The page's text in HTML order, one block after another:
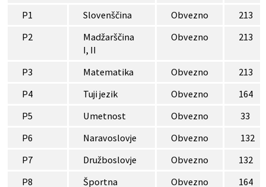
P1
Slovenščina Obvezno
213
P2
Madžarščina
I, II
Obvezno 213
P3 Matematika Obvezno
213
P4
Tuji jezik Obvezno
164
P5
Umetnost Obvezno
33
P6
Naravoslovje Obvezno
132
P7
Družboslovje Obvezno
132
P8
Športna
Obvezno 164